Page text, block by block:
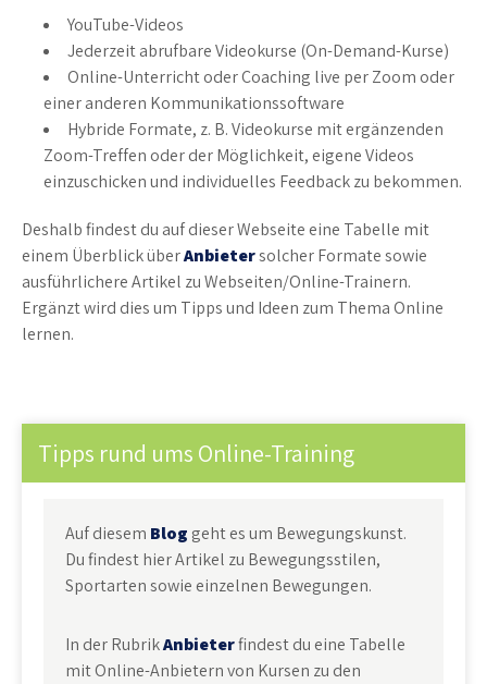
YouTube-Videos
Jederzeit abrufbare Videokurse (On-Demand-Kurse)
Online-Unterricht oder Coaching live per Zoom oder
einer anderen Kommunikationssoftware
Hybride Formate, z. B. Videokurse mit ergänzenden
Zoom-Treffen oder der Möglichkeit, eigene Videos
einzuschicken und individuelles Feedback zu bekommen.
Deshalb findest du auf dieser Webseite eine Tabelle mit
einem Überblick überAnbietersolcher Formate sowie
ausführlichere Artikel zu Webseiten/Online-Trainern.
Ergänzt wird dies um Tipps und Ideen zum Thema Online
lernen.
Tipps rund ums Online-Training
Auf diesem Blog geht es um Bewegungskunst.
Du findest hier Artikel zu Bewegungsstilen,
Sportarten sowie einzelnen Bewegungen.
In der RubrikAnbieterfindest du eine Tabelle
mit Online-Anbietern von Kursen zu den